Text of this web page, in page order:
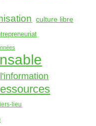
culture libre
lieu